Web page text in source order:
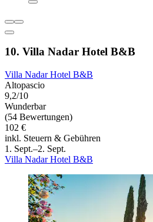
10. Villa Nadar Hotel B&B
Villa Nadar Hotel B&B
Altopascio
9,2/10
Wunderbar
(54 Bewertungen)
102 €
inkl. Steuern & Gebühren
1. Sept.–2. Sept.
Villa Nadar Hotel B&B